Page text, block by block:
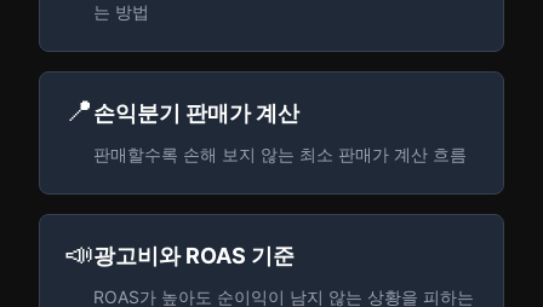
는 방법
📍손익분기 판매가 계산
판매할수록 손해 보지 않는 최소 판매가 계산 흐름
📣광고비와 ROAS 기준
ROAS가 높아도 순이익이 남지 않는 상황을 피하는